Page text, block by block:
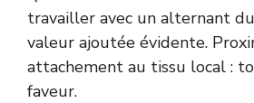
travailler avec un alternant
valeur ajoutée évidente.
attachement au tissu local :
faveur.